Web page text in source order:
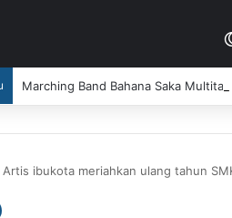
Marching Band Bahana Saka
Artis ibukota meriahkan ulang tahun